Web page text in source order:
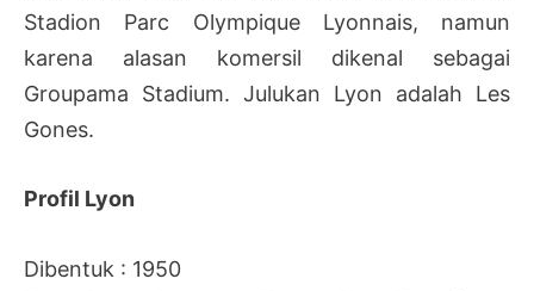
Stadion Parc Olympique Lyonnais, namun
karena alasan komersil dikenal sebagai
Groupama Stadium. Julukan Lyon adalah Les
Gones.
Profil Lyon
Dibentuk : 1950